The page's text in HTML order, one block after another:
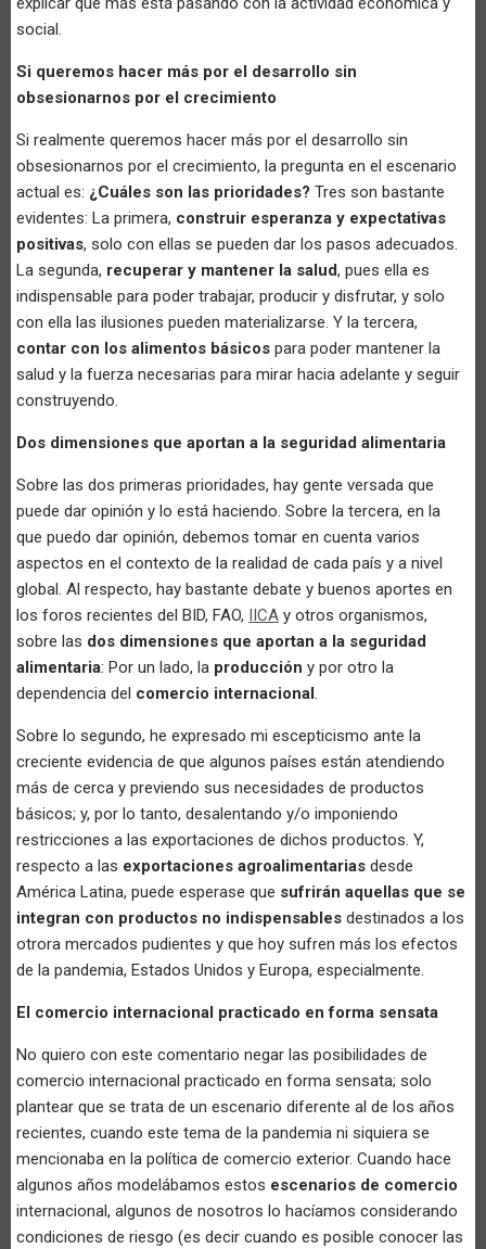
social.
Si queremos hacer más por el desarrollo sin
obsesionarnos por el crecimiento
Si realmente queremos hacer más por el desarrollo sin
obsesionarnos por el crecimiento, la pregunta en el escenario
actual es: ¿Cuáles son las prioridades? Tres son bastante
evidentes: La primera, construir esperanza y expectativas
positivas, solo con ellas se pueden dar los pasos adecuados.
La segunda, recuperar y mantener la salud, pues ella es
indispensable para poder trabajar, producir y disfrutar, y solo
con ella las ilusiones pueden materializarse. Y la tercera,
contar con los alimentos básicos para poder mantener la
salud y la fuerza necesarias para mirar hacia adelante y seguir
construyendo.
Dos dimensiones que aportan a la seguridad alimentaria
Sobre las dos primeras prioridades, hay gente versada que
puede dar opinión y lo está haciendo. Sobre la tercera, en la
que puedo dar opinión, debemos tomar en cuenta varios
aspectos en el contexto de la realidad de cada país y a nivel
global. Al respecto, hay bastante debate y buenos aportes en
los foros recientes del BID, FAO, IICA y otros organismos,
sobre las dos dimensiones que aportan a la seguridad
alimentaria: Por un lado, la producción y por otro la
dependencia del comercio internacional.
Sobre lo segundo, he expresado mi escepticismo ante la
creciente evidencia de que algunos países están atendiendo
más de cerca y previendo sus necesidades de productos
básicos; y, por lo tanto, desalentando y/o imponiendo
restricciones a las exportaciones de dichos productos. Y,
respecto a las exportaciones agroalimentarias desde
América Latina, puede esperase que sufrirán aquellas que se
integran con productos no indispensables destinados a los
otrora mercados pudientes y que hoy sufren más los efectos
de la pandemia, Estados Unidos y Europa, especialmente.
El comercio internacional practicado en forma sensata
No quiero con este comentario negar las posibilidades de
comercio internacional practicado en forma sensata; solo
plantear que se trata de un escenario diferente al de los años
recientes, cuando este tema de la pandemia ni siquiera se
mencionaba en la política de comercio exterior. Cuando hace
algunos años modelábamos estos escenarios de comercio
internacional, algunos de nosotros lo hacíamos considerando
condiciones de riesgo (es decir cuando es posible conocer las